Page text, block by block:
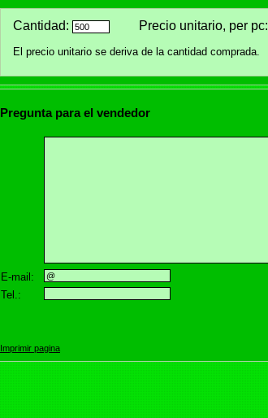
Cantidad: Precio unitario, per pc:
El precio unitario se deriva de la cantidad comprada.
Pregunta para el vendedor
E-mail:
Tel.:
Imprimir pagina